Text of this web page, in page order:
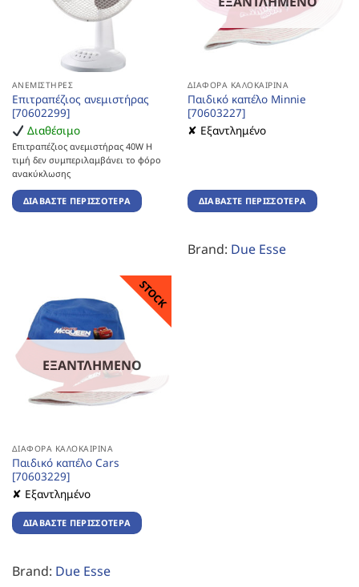
ΑΝΕΜΙΣΤΉΡΕΣ
Επιτραπέζιος ανεμιστήρας
[70602299]
Διαθέσιμο
Επιτραπέζιος ανεμιστήρας 40W Η
τιμή δεν συμπεριλαμβάνει το φόρο
ανακύκλωσης
ΔΙΑΒΆΣΤΕ ΠΕΡΙΣΣΌΤΕΡΑ
ΔΙΆΦΟΡΑ ΚΑΛΟΚΑΙΡΙΝΆ
Παιδικό καπέλο Minnie
[70603227]
✘ Εξαντλημένο
ΔΙΑΒΆΣΤΕ ΠΕΡΙΣΣΌΤΕΡΑ
Brand: Due Esse
STOCK
ΕΞΑΝΤΛΗΜΈΝΟ
ΔΙΆΦΟΡΑ ΚΑΛΟΚΑΙΡΙΝΆ
Παιδικό καπέλο Cars
[70603229]
✘ Εξαντλημένο
ΔΙΑΒΆΣΤΕ ΠΕΡΙΣΣΌΤΕΡΑ
Brand: Due Esse